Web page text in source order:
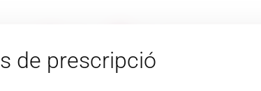
de
de prescripció